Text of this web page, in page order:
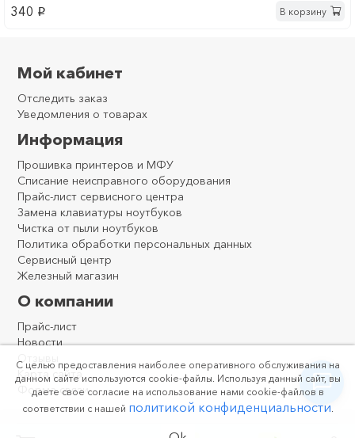
340 p В корзину
Мой кабинет
Отследить заказ
Уведомления о товарах
Информация
Прошивка принтеров и МФУ
Списание неисправного оборудования
Прайс-лист сервисного центра
Замена клавиатуры ноутбуков
Чистка от пыли ноутбуков
Политика обработки персональных данных
Сервисный центр
Железный магазин
О компании
Прайс-лист
Новости
Отзывы
Карта сайта
Форма связи
С целью предоставления наиболее оперативного обслуживания на
данном сайте используются cookie-файлы. Используя данный сайт, вы
даете свое согласие на использование нами cookie-файлов в
соответствии с нашей политикой конфиденциальности.